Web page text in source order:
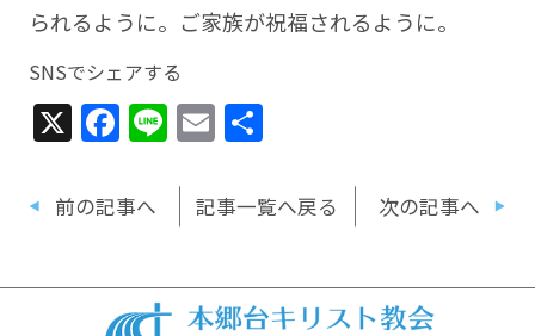
られるように。ご家族が祝福されるように。
SNSでシェアする
X Facebook
LineEmail
共
前の記事へ 記事一覧へ戻る 次の記事へ